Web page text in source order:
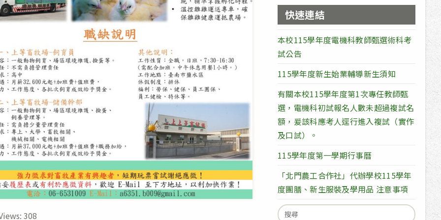
308
快速連結
本校115學年度電機科教師甄選術科考
試公告
115學年度新生始業輔導新生須知
有關本校115學年度第1次專任教師甄
選，電機科初試報名人數未超過複試名
額，爰該科應考人逕行進入複試（實作
及口試）。
115學年度第一學期行事曆
「北門農工合作社」代辦學校115學年
度團膳、新生服裝及學用品 注意事項
Search